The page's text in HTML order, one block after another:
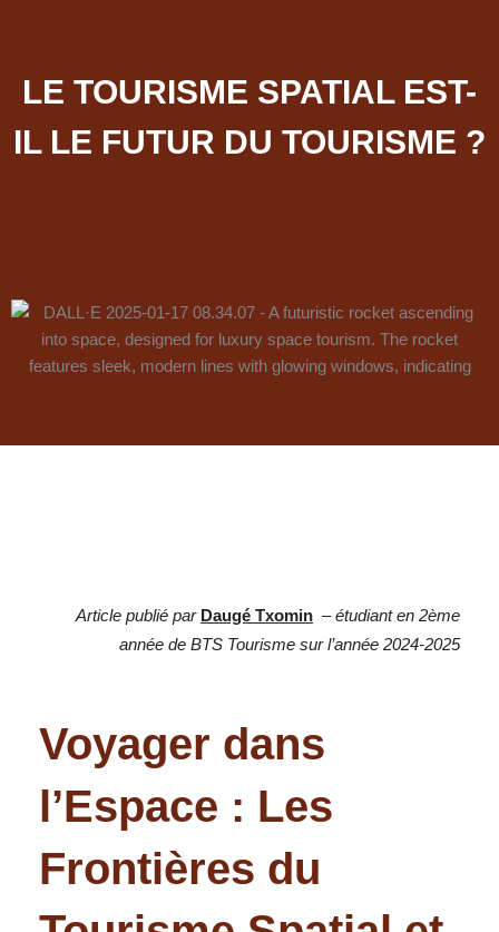
LE TOURISME SPATIAL EST-
IL LE FUTUR DU TOURISME ?
Article publié par Daugé Txomin – étudiant en 2ème
année de BTS Tourisme sur l’année 2024-2025
Voyager dans
l’Espace : Les
Frontières du